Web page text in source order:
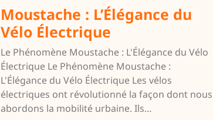
Moustache : L’Élégance du
Vélo Électrique
Le Phénomène Moustache : L'Élégance du Vélo
Électrique Le Phénomène Moustache :
L'Élégance du Vélo Électrique Les vélos
électriques ont révolutionné la façon dont nous
abordons la mobilité urbaine. Ils…